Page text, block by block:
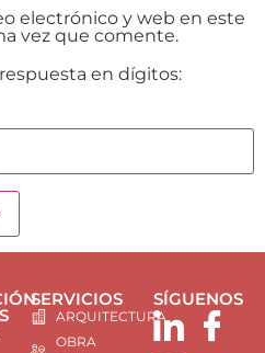
electrónico y web en este
vez que comente.
en dígitos:
SERVICIOS
ARQUITECTURA
OBRA
SÍGUENOS